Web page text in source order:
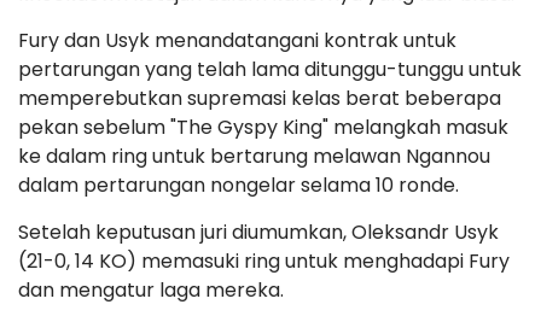
Fury dan Usyk menandatangani kontrak untuk
pertarungan yang telah lama ditunggu-tunggu untuk
memperebutkan supremasi kelas berat beberapa
pekan sebelum "The Gyspy King" melangkah masuk
ke dalam ring untuk bertarung melawan Ngannou
dalam pertarungan nongelar selama 10 ronde.
Setelah keputusan juri diumumkan, Oleksandr Usyk
(21-0, 14 KO) memasuki ring untuk menghadapi Fury
dan mengatur laga mereka.